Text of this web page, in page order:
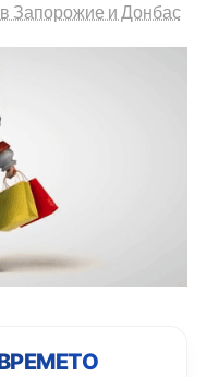
Запорожие и Донбас